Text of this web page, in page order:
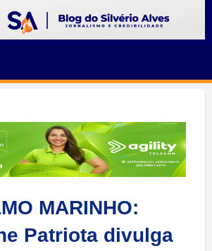
SILVERIO
ALVES
MARINHO:
Patriota divulga